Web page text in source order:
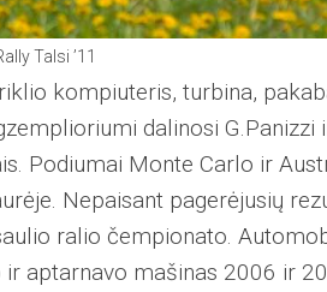
Talsi ’11
kompiuteris, turbina,
dalinosi G.Panizzi
Podiumai Monte Carlo ir
Nepaisant pagerėjusių
ralio čempionato.
aptarnavo mašinas 2006 ir